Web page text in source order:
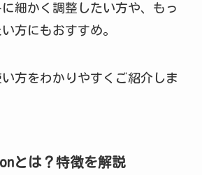
細かく調整したい方や、もっ
方にもおすすめ。
方をわかりやすくご紹介しま
とは？特徴を解説